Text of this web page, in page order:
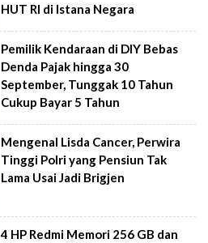
HUT RI di Istana Negara
Pemilik Kendaraan di DIY Bebas
Denda Pajak hingga 30
September, Tunggak 10 Tahun
Cukup Bayar 5 Tahun
Mengenal Lisda Cancer, Perwira
Tinggi Polri yang Pensiun Tak
Lama Usai Jadi Brigjen
4 HP Redmi Memori 256 GB dan